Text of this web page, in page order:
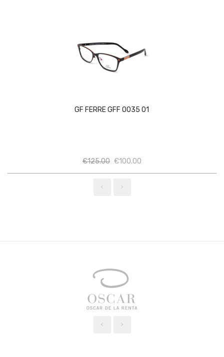
GF FERRE GFF 0035 01
€125.00 Ποσότητα
€100.00